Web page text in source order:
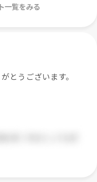
一覧をみる
とうございます。